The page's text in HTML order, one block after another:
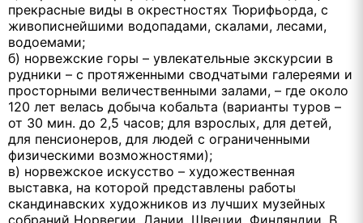
прекрасные виды в окрестностях Тюрифьорда, с
живописнейшими водопадами, скалами, лесами,
водоемами;
б) норвежские горы – увлекательные экскурсии в
рудники – с протяженными сводчатыми галереями и
просторными величественными залами, – где около
120 лет велась добыча кобальта (варианты туров –
от 30 мин. до 2,5 часов; для взрослых, для детей,
для пенсионеров, для людей с ограниченными
физическими возможностями);
в) норвежское искусство – художественная
выставка, на которой представлены работы
скандинавских художников из лучших музейных